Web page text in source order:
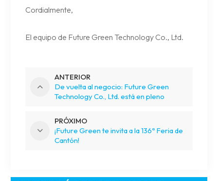
Cordialmente,
El equipo de Future Green Technology Co., Ltd.
ANTERIOR
De vuelta al negocio: Future Green
Technology Co., Ltd. está en pleno
PRÓXIMO
¡Future Green te invita a la 136ª Feria de
Cantón!